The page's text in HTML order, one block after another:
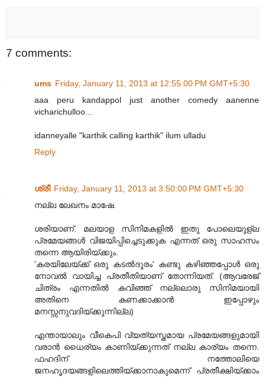
7 comments:
ums Friday, January 11, 2013 at 12:55:00 PM GMT+5:30
aaa peru kandappol just another comedy aanenne
vicharichulloo...
idanneyalle "karthik calling karthik" ilum ulladu
Reply
ശ്രീ Friday, January 11, 2013 at 3:50:00 PM GMT+5:30
നല്ല ലേഖനം മാഷേ.
ശരിയാണ്. മലയാള സിനിമകളില്‍ ഇതു പോലെയുള്ല
പ്രമേയങ്ങള്‍ വിജയിപ്പിച്ചെടുക്കുക എന്നത് ഒരു സാഹസം
തന്നെ ആയിരിയ്ക്കും.
'കരയിലേയ്ക്ക് ഒരു കടല്‍ദൂരം' കണ്ടു കഴിഞ്ഞപ്പോള്‍ ഒരു
നോവല്‍ വായിച്ച പ്രതീതിയാണ് തോന്നിയത്. (ആവരേജ്
ചിത്രം എന്നതില്‍ കവിഞ്ഞ് നല്ലൊരു സിനിമയായി
അതിനെ കണക്കാക്കാന്‍ ഇപ്പോഴും
മനസ്സനുവദിയ്ക്കുന്നില്ല)
എന്തായാലും വീകെപി വ്യത്യസ്തമായ പ്രമേയങ്ങളുമായി
വരാന്‍ ധൈര്യം കാണിയ്ക്കുന്നത് നല്ല കാര്യം തന്നെ.
ഫഹദിന് നത്തോലിയെ
ജനഹൃദയങ്ങളിലെത്തിയ്ക്കാനാകുമെന്ന് പ്രതീക്ഷിയ്ക്കാം